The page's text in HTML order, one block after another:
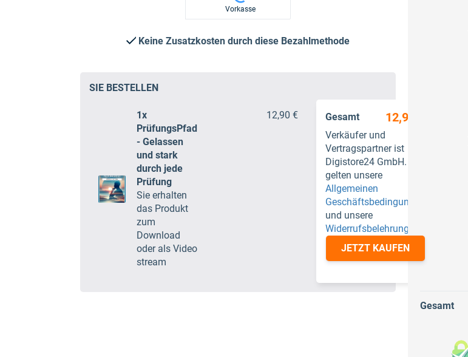
Vorkasse
Keine Zusatzkosten durch diese Bezahlmethode
SIE BESTELLEN
1x
PrüfungsPfad
- Gelassen
und stark
durch jede
Prüfung
Sie erhalten
das Produkt
zum
Download
oder als Video
stream
12,90 € Gesamt 12,90 €
Verkäufer und
Vertragspartner ist
Digistore24 GmbH. Es
gelten unsere
Allgemeinen
Geschäftsbedingungen
und unsere
Widerrufsbelehrung
JETZT KAUFEN
Gesamt